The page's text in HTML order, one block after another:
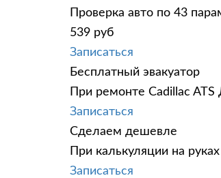
Проверка авто по 43
539 руб
Записаться
Бесплатный эвакуатор
При ремонте Cadillac
Записаться
Сделаем дешевле
При калькуляции на
Записаться